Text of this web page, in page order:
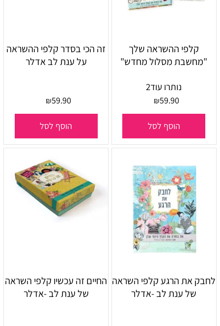
קלפי ההשראה שלך
"מחשבת מסלול מחדש"
נותרו עוד2
₪59.90
הוסף לסל
זה הכי בסדר קלפי ההשראה
על ענת לב אדלר
₪59.90
הוסף לסל
לחבק את הרגע קלפי השראה
של ענת לב -אדלר
החיים זה עכשיו קלפי השראה
של ענת לב -אדלר